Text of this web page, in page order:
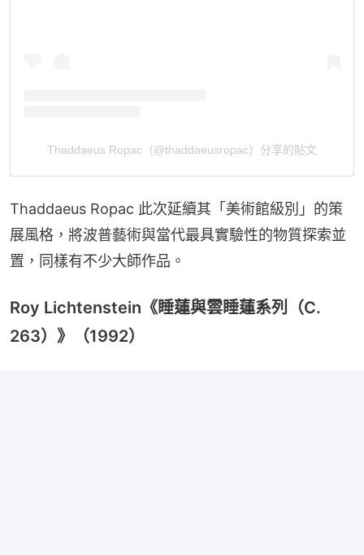
Thaddaeus Ropac（@thaddaeusropac）分享的貼文
Thaddaeus Ropac 此次延續其「美術館級別」的策
展風格，將波普藝術與當代最具實驗性的物質探索並
置，同樣有不少大師作品。
Roy Lichtenstein《睡蓮與雲睡蓮系列（C.
263）》（1992）